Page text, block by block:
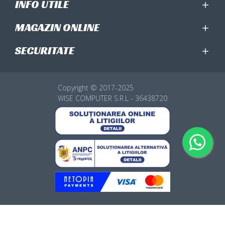
INFO UTILE
MAGAZIN ONLINE
SECURITATE
Copyright © 2017-2025
WISE COMPUTER S.R.L - 36438720